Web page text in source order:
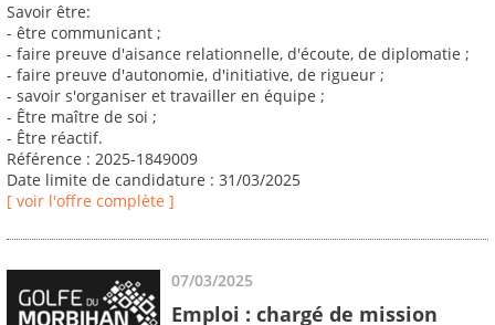
Savoir être:
- être communicant ;
- faire preuve d'aisance relationnelle, d'écoute, de diplomatie ;
- faire preuve d'autonomie, d'initiative, de rigueur ;
- savoir s'organiser et travailler en équipe ;
- Être maître de soi ;
- Être réactif.
Référence : 2025-1849009
Date limite de candidature : 31/03/2025
[ voir l'offre complète ]
07/03/2025
Emploi : chargé de mission